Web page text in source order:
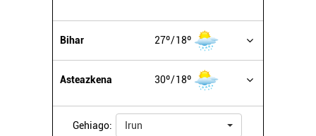
Bihar 27º 18º
Asteazkena 30º 18º
Gehiago: Irun